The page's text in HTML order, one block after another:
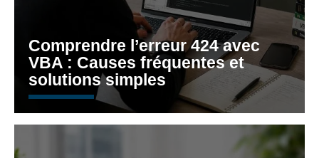
Comprendre l’erreur 424 avec
VBA : Causes fréquentes et
solutions simples